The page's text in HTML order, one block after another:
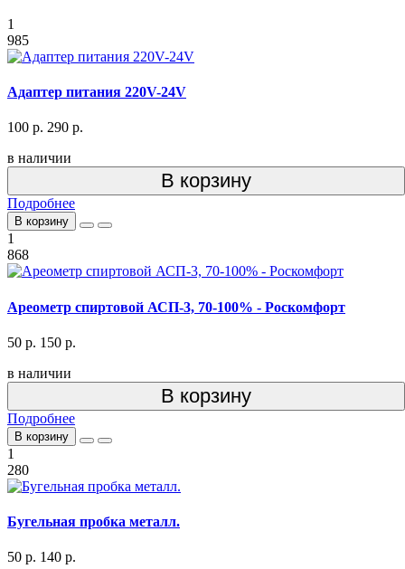
1
985
Адаптер питания 220V-24V
100 р. 290 р.
в наличии
В корзину
Подробнее
В корзину
1
868
Ареометр спиртовой АСП-3, 70-100% - Роскомфорт
50 р. 150 р.
в наличии
В корзину
Подробнее
В корзину
1
280
Бугельная пробка металл.
50 р. 140 р.